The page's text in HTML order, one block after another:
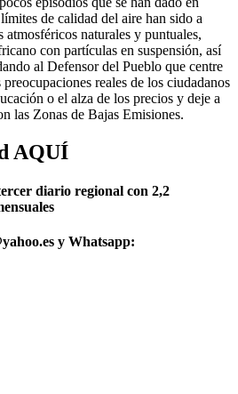
de calidad del aire han sido a
atmosféricos naturales y puntuales,
con partículas en suspensión, así
al Defensor del Pueblo que centre
preocupaciones reales de los ciudadanos
o el alza de los precios y deje a
las Zonas de Bajas Emisiones.
AQUÍ
diario regional con 2,2
y Whatsapp: